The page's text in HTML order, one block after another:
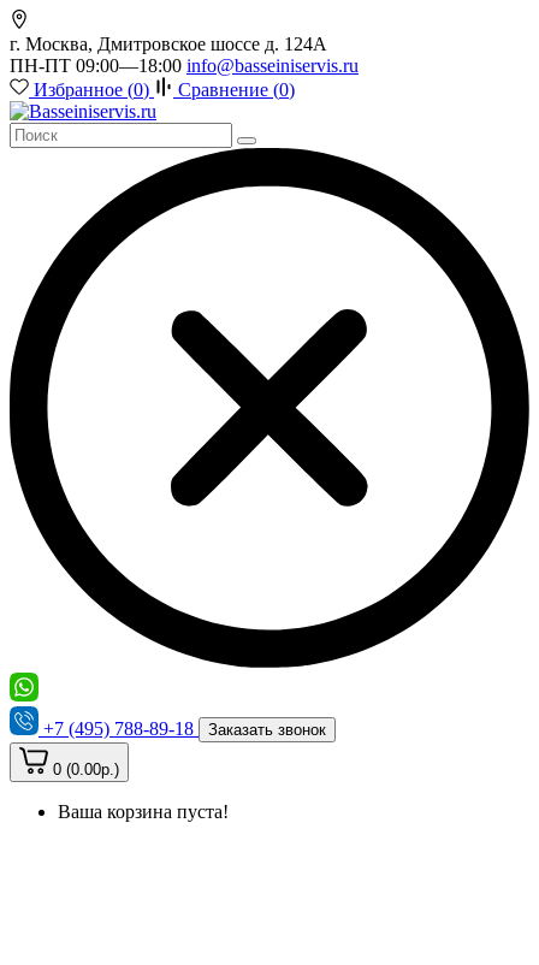
г. Москва, Дмитровское шоссе д. 124А
ПН-ПТ 09:00—18:00 info@basseiniservis.ru
Избранное (0) Сравнение (0)
+7 (495) 788-89-18 Заказать звонок
0 (0.00р.)
Ваша корзина пуста!